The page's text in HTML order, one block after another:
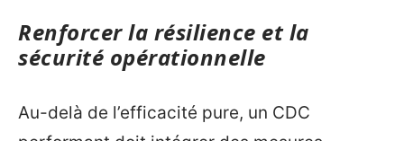
Renforcer la résilience et la
sécurité opérationnelle
Au-delà de l’efficacité pure, un CDC